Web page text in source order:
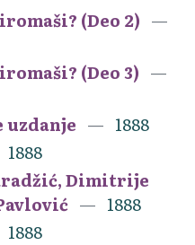
(Deo 2)
(Deo 3)
uzdanje
1888
1888
Dimitrije
1888
1888